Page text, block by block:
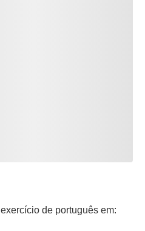
de português em: